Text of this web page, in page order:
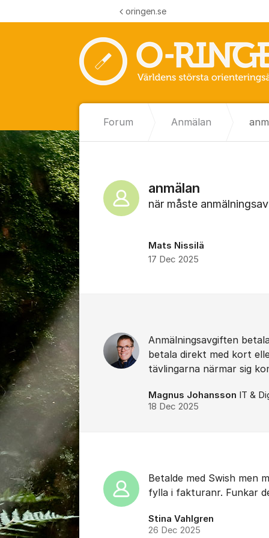
oringen.se
Forum Anmälan
anmälan
när måste
Mats Nissilä
17 Dec 2025
Anmälningsavgiften
betala direkt med kort
tävlingarna närmar sig
Magnus Johansson IT &
18 Dec 2025
Betalde med Swish men
fylla i fakturanr. Funkar
Stina Vahlgren
26 Dec 2025